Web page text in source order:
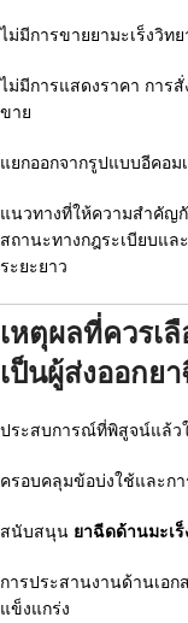
ไม่มีการขายยามะเร็งวิท
ไม่มีการแสดงราคา การ
ขาย
แยกออกจากรูปแบบอีคอ
แนวทางที่ให้ความสำคัญ
สถานะทางกฎระเบียบแล
ระยะยาว
เหตุผลที่ควรเ
เป็นผู้ส่งออกย
ประสบการณ์ที่พิสูจน์แล้ว
ครอบคลุมข้อบ่งใช้และกา
สนับสนุน ยาฉีดด้านมะเร็
การประสานงานด้านเอ
แข็งแกร่ง